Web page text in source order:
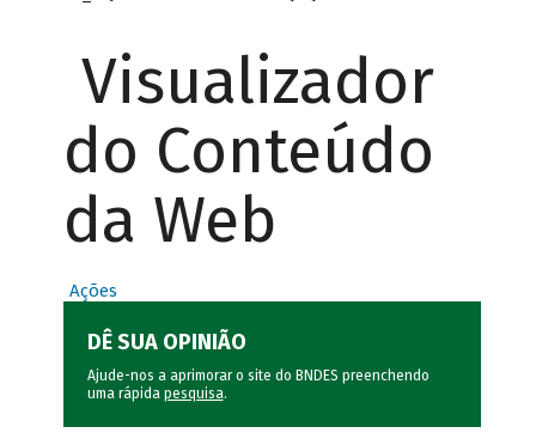
Visualizador
do Conteúdo
da Web
Ações
DÊ SUA OPINIÃO
Ajude-nos a aprimorar o site do BNDES preenchendo
uma rápida pesquisa.